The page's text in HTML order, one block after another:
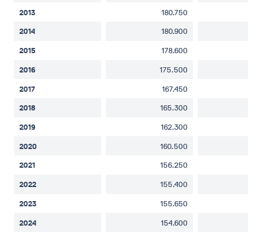
2013 180.750
2014 180.900
2015 178.600
2016 175.500
2017 167.450
2018 165.300
2019 162.300
2020 160.500
2021 156.250
2022 155.400
2023 155.650
2024 154.600